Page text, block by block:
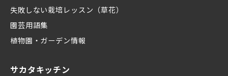
失敗しない栽培レッスン（草花）
園芸用語集
植物園・ガーデン情報
サカタキッチン